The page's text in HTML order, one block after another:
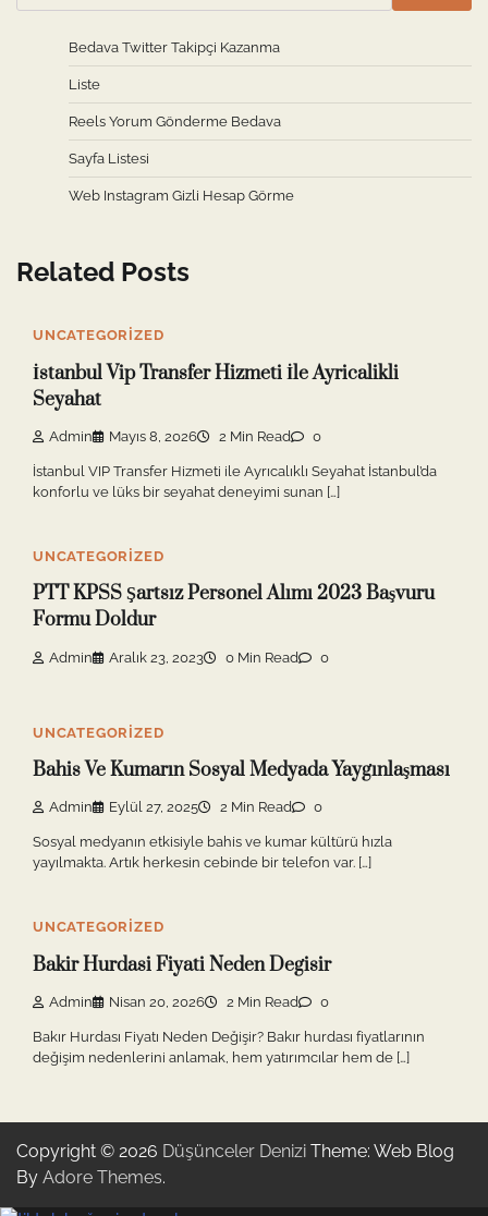
Bedava Twitter Takipçi Kazanma
Liste
Reels Yorum Gönderme Bedava
Sayfa Listesi
Web Instagram Gizli Hesap Görme
Related Posts
UNCATEGORIZED
İstanbul Vip Transfer Hizmeti İle Ayricalikli
Seyahat
Admin Mayıs 8, 2026 2 Min Read 0
İstanbul VIP Transfer Hizmeti ile Ayrıcalıklı Seyahat İstanbul’da
konforlu ve lüks bir seyahat deneyimi sunan […]
UNCATEGORIZED
PTT KPSS Şartsız Personel Alımı 2023 Başvuru
Formu Doldur
Admin Aralık 23, 2023 0 Min Read 0
UNCATEGORIZED
Bahis Ve Kumarın Sosyal Medyada Yaygınlaşması
Admin Eylül 27, 2025 2 Min Read 0
Sosyal medyanın etkisiyle bahis ve kumar kültürü hızla
yayılmakta. Artık herkesin cebinde bir telefon var. […]
UNCATEGORIZED
Bakir Hurdasi Fiyati Neden Degisir
Admin Nisan 20, 2026 2 Min Read 0
Bakır Hurdası Fiyatı Neden Değişir? Bakır hurdası fiyatlarının
değişim nedenlerini anlamak, hem yatırımcılar hem de […]
Copyright © 2026 Düşünceler Denizi Theme: Web Blog
By Adore Themes.